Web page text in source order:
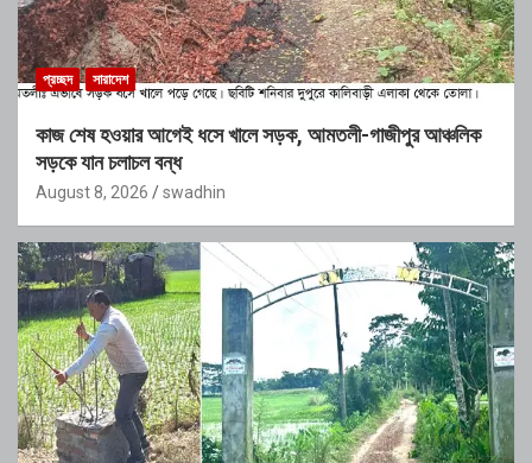
প্রচ্ছদ সারাদেশ
কাজ শেষ হওয়ার আগেই ধসে খালে সড়ক, আমতলী-গাজীপুর আঞ্চলিক
সড়কে যান চলাচল বন্ধ
August 8, 2026 swadhin